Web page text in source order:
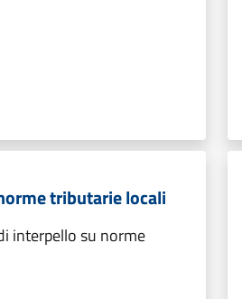
tributarie locali
interpello su norme